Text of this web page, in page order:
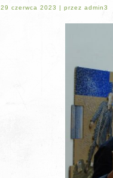
29 czerwca 2023 | przez admin3